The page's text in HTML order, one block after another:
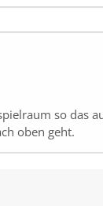
so das
oben geht.